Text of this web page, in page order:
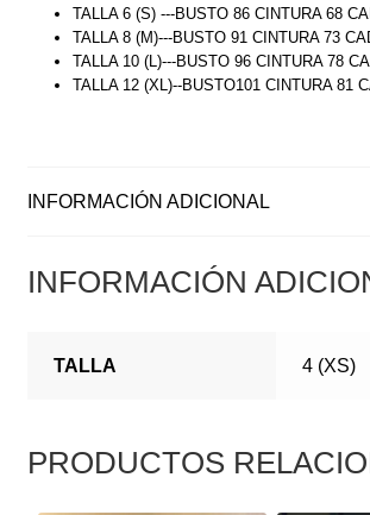
TALLA 6 (S) ---BUSTO 86 CINTURA 68
TALLA 8 (M)---BUSTO 91 CINTURA 73
TALLA 10 (L)---BUSTO 96 CINTURA 78
TALLA 12 (XL)--BUSTO101 CINTURA 81
INFORMACIÓN ADICIONAL
INFORMACIÓN
TALLA 4 (XS)
PRODUCTOS